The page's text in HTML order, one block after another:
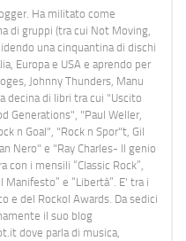
Ha militato come
di gruppi (tra cui Not Moving,
una cinquantina di dischi
Europa e USA e aprendo per
Johnny Thunders, Manu
decina di libri tra cui "Uscito
Generations", "Paul Weller,
n Goal", "Rock n Spor"t, Gil
Nero" e "Ray Charles- Il genio
con i mensili “Classic Rock”,
e “Libertà”. E' tra i
e del Rockol Awards. Da sedici
il suo blog
dove parla di musica,